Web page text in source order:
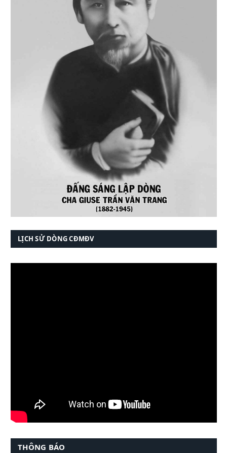
LỊCH SỬ DÒNG CĐMĐV
THÔNG BÁO